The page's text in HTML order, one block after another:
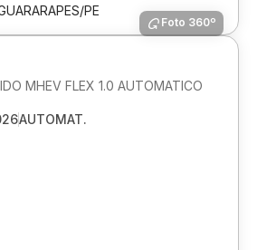
PE
Foto 360º
MHEV FLEX 1.0 AUTOMATICO
AUTOMAT.